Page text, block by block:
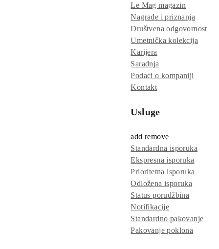
Le Mag magazin
Nagrade i priznanja
Društvena odgovornost
Umetnička kolekcija
Karijera
Saradnja
Podaci o kompaniji
Kontakt
Usluge
addremove
Standardna isporuka
Ekspresna isporuka
Prioritetna isporuka
Odložena isporuka
Status porudžbina
Notifikacije
Standardno pakovanje
Pakovanje poklona